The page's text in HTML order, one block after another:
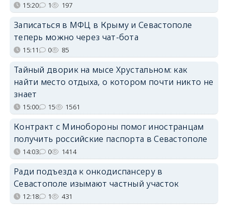
15:20 1 197
Записаться в МФЦ в Крыму и Севастополе
теперь можно через чат-бота
15:11 0 85
Тайный дворик на мысе Хрустальном: как
найти место отдыха, о котором почти никто не
знает
15:00 15 1561
Контракт с Минобороны помог иностранцам
получить российские паспорта в Севастополе
14:03 0 1414
Ради подъезда к онкодиспансеру в
Севастополе изымают частный участок
12:18 1 431